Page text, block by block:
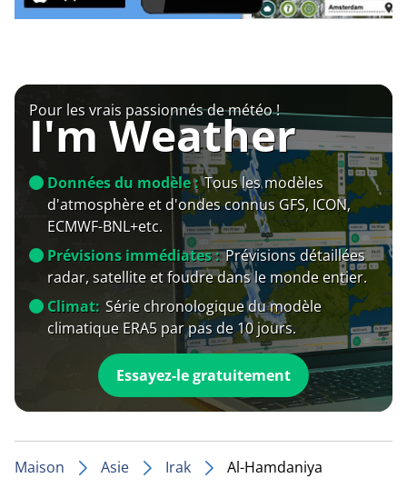
Pour les vrais passionnés de météo !
I'm Weather
Données du modèle : Tous les modèles
d'atmosphère et d'ondes connus GFS, ICON,
ECMWF-BNL+etc.
Prévisions immédiates : Prévisions détaillées
radar, satellite et foudre dans le monde entier.
Climat: Série chronologique du modèle
climatique ERA5 par pas de 10 jours.
Essayez-le gratuitement
Maison Asie Irak Al-Hamdaniya